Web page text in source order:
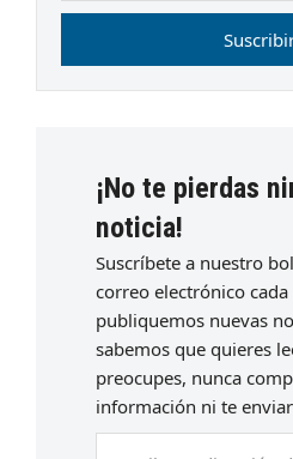
¡No te pierdas
noticia!
Suscríbete a nuestro
correo electrónico cada
publiquemos nuevas
sabemos que quieres
preocupes, nunca
información ni te